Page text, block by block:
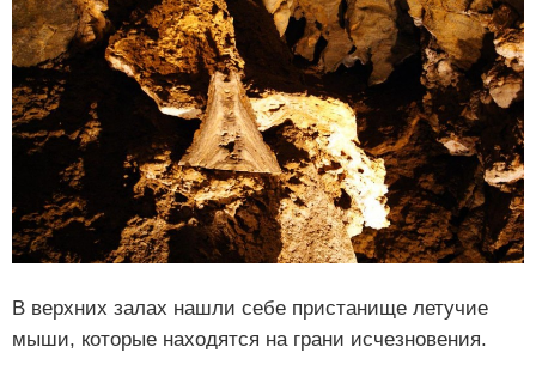
В верхних залах нашли себе пристанище летучие
мыши, которые находятся на грани исчезновения.